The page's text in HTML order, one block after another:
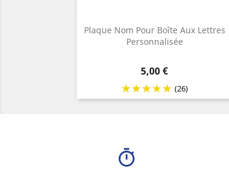
Plaque Nom Pour Boîte Aux Lettres
Personnalisée
Prix
5,00 €
(26)
timer